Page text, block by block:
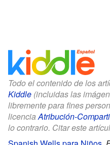
Todo el contenido de los
Kiddle (incluidas las
libremente para fines
licenciaAtribución-
lo contrario. Citar este